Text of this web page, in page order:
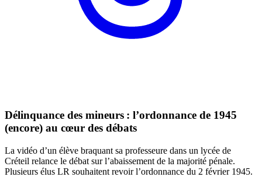
Délinquance des mineurs : l’ordonnance de 1945
(encore) au cœur des débats
La vidéo d’un élève braquant sa professeure dans un lycée de
Créteil relance le débat sur l’abaissement de la majorité pénale.
Plusieurs élus LR souhaitent revoir l’ordonnance du 2 février 1945.